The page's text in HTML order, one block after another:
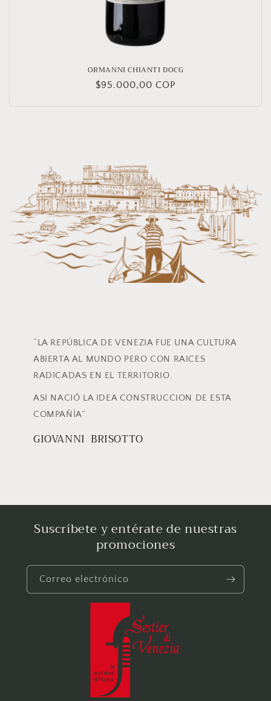
ORMANNI CHIANTI DOCG
Precio
$95.000,00 COP
“LA REPÚBLICA DE VENEZIA FUE UNA CULTURA
ABIERTA AL MUNDO PERO CON RAICES
RADICADAS EN EL TERRITORIO.
ASI NACIÓ LA IDEA CONSTRUCCION DE ESTA
COMPAÑÍA”
GIOVANNI BRISOTTO
Suscríbete y entérate de nuestras
promociones
Correo electrónico